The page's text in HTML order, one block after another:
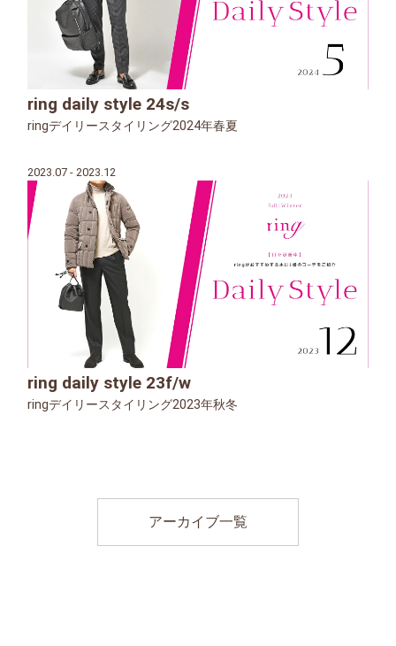
ring daily style 24s/s
ringデイリースタイリング2024年春夏
2023.07 - 2023.12
ring daily style 23f/w
ringデイリースタイリング2023年秋冬
アーカイブ一覧